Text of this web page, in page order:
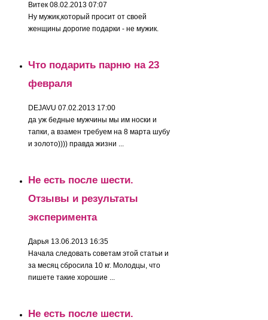
Витек 08.02.2013 07:07
Ну мужик,который просит от своей
женщины дорогие подарки - не мужик.
Что подарить парню на 23
февраля
DEJAVU 07.02.2013 17:00
да уж бедные мужчины мы им носки и
тапки, а взамен требуем на 8 марта шубу
и золото)))) правда жизни ...
Не есть после шести.
Отзывы и результаты
эксперимента
Дарья 13.06.2013 16:35
Начала следовать советам этой статьи и
за месяц сбросила 10 кг. Молодцы, что
пишете такие хорошие ...
Не есть после шести.